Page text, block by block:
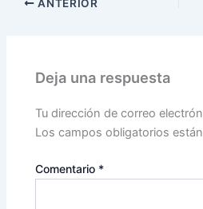
ANTERIOR
Deja una respuesta
Tu dirección de correo
Los campos obligatorios
Comentario *